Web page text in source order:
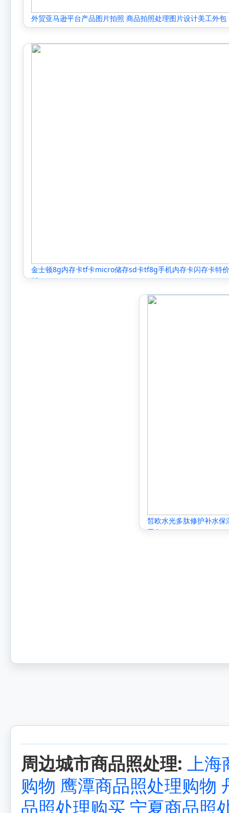
外贸亚马逊平台产品图片拍照 商品拍照处理图片设计美工外包
金士顿8g内存卡tf卡micro储存sd卡tf8g手机内存卡闪存卡特
邮.
皙欧水光多肽修护补水
男女
周边城市商品照处理: 上海
购物 鹰潭商品照处理购物
品照处理购买 宁夏商品照